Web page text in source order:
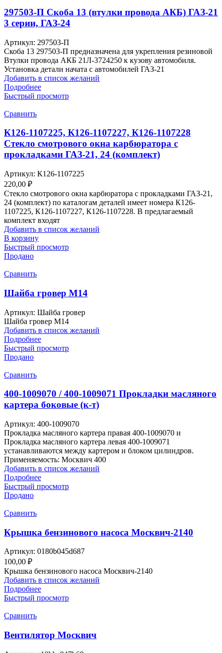
297503-П Скоба 13 (втулки провода АКБ) ГАЗ-21
3 серии, ГАЗ-24
Артикул: 297503-П
Скоба 13 297503-П предназначена для укрепления резиновой
Втулки провода АКБ 21Л-3724250 к кузову автомобиля.
Установка детали начата с автомобилей ГАЗ-21
Добавить в список желаний
Подробнее
Быстрый просмотр
Сравнить
К126-1107225, К126-1107227, К126-1107228
Стекло смотрового окна карбюратора с
прокладками ГАЗ-21, 24 (комплект)
Артикул: К126-1107225
220,00 ₽
Стекло смотрового окна карбюратора с прокладками ГАЗ-21,
24 (комплект) по каталогам деталей имеет номера К126-
1107225, К126-1107227, К126-1107228. В предлагаемый
комплект входят
Добавить в список желаний
В корзину
Быстрый просмотр
Продано
Сравнить
Шайба гровер М14
Артикул: Шайба гровер
Шайба гровер М14
Добавить в список желаний
Подробнее
Быстрый просмотр
Продано
Сравнить
400-1009070 / 400-1009071 Прокладки масляного
картера боковые (к-т)
Артикул: 400-1009070
Прокладка масляного картера правая 400-1009070 и
Прокладка масляного картера левая 400-1009071
устанавливаются между картером и блоком цилиндров.
Применяемость: Москвич 400
Добавить в список желаний
Подробнее
Быстрый просмотр
Продано
Сравнить
Крышка бензинового насоса Москвич-2140
Артикул: 0180b045d687
100,00 ₽
Крышка бензинового насоса Москвич-2140
Добавить в список желаний
Подробнее
Быстрый просмотр
Сравнить
Вентилятор Москвич